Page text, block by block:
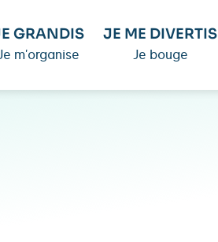
GRANDIS
Je m'organise
JE ME DIVERTIS
Je bouge